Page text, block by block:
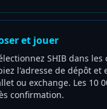
et jouer
SHIB dans les
l'adresse de dépôt et
ou exchange. Les 10
confirmation.